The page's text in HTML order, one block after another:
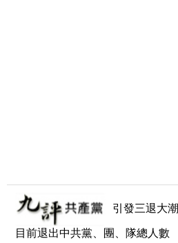
引發三退大潮
目前退出中共黨、團、隊總人數